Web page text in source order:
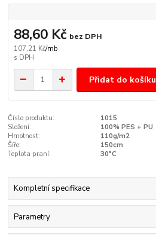
107,21 Kč/mb
88,60 Kč bez DPH
Přidat do košíku
Číslo produktu:
1015
Složení:
100% PES + PU
Hmotnost:
110g/m2
Šíře:
150cm
Teplota praní:
30°C
Kompletní specifikace
Parametry